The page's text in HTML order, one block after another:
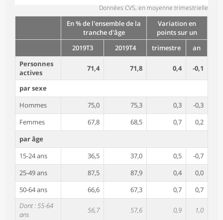
Données CVS, en moyenne trimestrielle
En % de l'ensemble de la
tranche d'âge
Variation en
points sur un
2019T3
2019T4 trimestre
an
Personnes
actives
71,4 71,8 0,4 -0,1
par sexe
Hommes
75,0 75,3 0,3
-0,3
Femmes
67,8 68,5 0,7
0,2
par âge
15-24 ans
36,5 37,0 0,5
-0,7
25-49 ans
87,5 87,9 0,4
0,0
50-64 ans
66,6 67,3 0,7
0,7
Dont : 55-64
ans
56,7 57,6 0,9 1,0